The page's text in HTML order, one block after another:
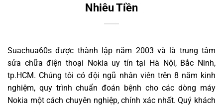
Nhiêu Tiền
Suachua60s được thành lập năm 2003 và là trung tâm
sửa chữa điện thoại Nokia uy tín tại Hà Nội, Bắc Ninh,
tp.HCM. Chúng tôi có đội ngũ nhân viên trên 8 năm kinh
nghiệm, quy trình chuẩn đoán bệnh cho các dòng máy
Nokia một cách chuyên nghiệp, chính xác nhất. Quý khách